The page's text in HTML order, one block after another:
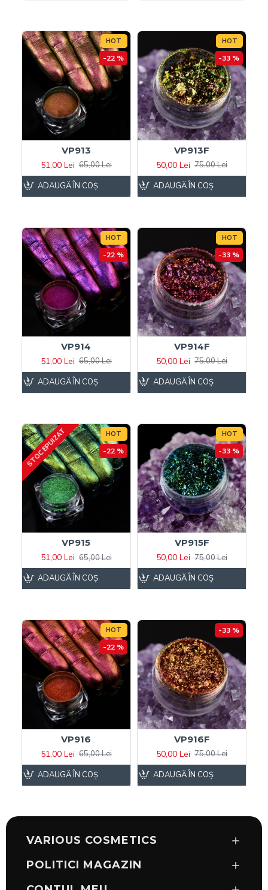
HOT
-22 %
VP913
51,00 Lei 65,00 Lei
ADAUGĂ ÎN COŞ
HOT
-33 %
VP913F
50,00 Lei 75,00 Lei
ADAUGĂ ÎN COŞ
HOT
-22 %
VP914
51,00 Lei 65,00 Lei
ADAUGĂ ÎN COŞ
HOT
-33 %
VP914F
50,00 Lei 75,00 Lei
ADAUGĂ ÎN COŞ
HOT
-22 %
STOC EPUIZAT
VP915
51,00 Lei 65,00 Lei
ADAUGĂ ÎN COŞ
HOT
-33 %
VP915F
50,00 Lei 75,00 Lei
ADAUGĂ ÎN COŞ
HOT
-22 %
VP916
51,00 Lei 65,00 Lei
ADAUGĂ ÎN COŞ
-33 %
VP916F
50,00 Lei 75,00 Lei
ADAUGĂ ÎN COŞ
VARIOUS COSMETICS
POLITICI MAGAZIN